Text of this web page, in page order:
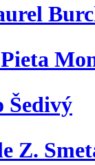
Šedivý
Z.